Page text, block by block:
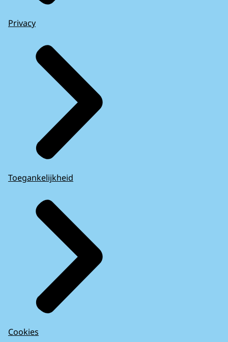
Privacy
Toegankelijkheid
Cookies